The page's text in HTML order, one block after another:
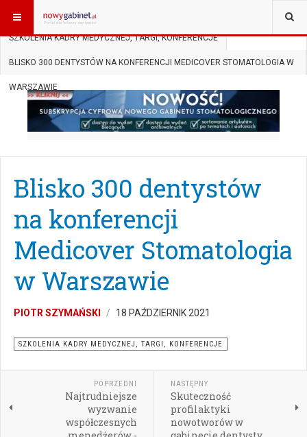
JESTEŚ TUTAJ: START
SZKOLENIA KADRY MEDYCZNEJ, TARGI, KONFERENCJE
BLISKO 300 DENTYSTÓW NA KONFERENCJI MEDICOVER STOMATOLOGIA W
WARSZAWIE
Blisko 300 dentystów
na konferencji
Medicover Stomatologia
w Warszawie
PIOTR SZYMAŃSKI 18 PAŹDZIERNIK 2021
SZKOLENIA KADRY MEDYCZNEJ, TARGI, KONFERENCJE
POPRZEDNI
Najtrudniejsze
wyzwanie
współczesnych
NASTĘPNY
Skuteczność
profilaktyki
nowotworów w